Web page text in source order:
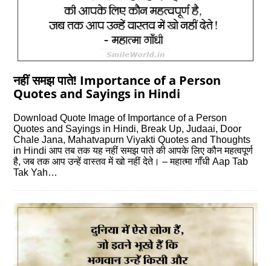
नहीं समझ पाते! Importance of a Person
Quotes and Sayings in Hindi
Download Quote Image of Importance of a Person
Quotes and Sayings in Hindi, Break Up, Judaai, Door
Chale Jana, Mahatvapurn Viyakti Quotes and Thoughts
in Hindi आप तब तक यह नहीं समझ पाते की आपके लिए कौन महत्‍वपूर्ण
है, जब तक आप उन्‍हें वास्‍तव में खो नहीं देते। – महात्‍मा गाँधी Aap Tab
Tak Yah…